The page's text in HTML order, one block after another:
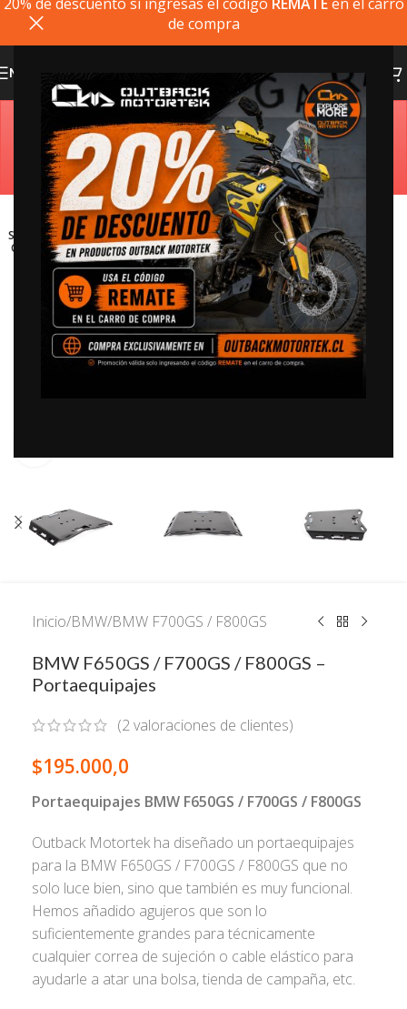
de compra
MENU
Estimado cliente, si el producto que busca no está
disponible, puede comprarlo directamente en
outbackmotortek.com
SOLD
OUT
Inicio/BMW/BMW F700GS / F800GS
BMW F650GS / F700GS / F800GS –
Portaequipajes
(2valoraciones de clientes)
$195.000,0
Portaequipajes BMW F650GS / F700GS / F800GS
Outback Motortek ha diseñado un portaequipajes
para la BMW F650GS / F700GS / F800GS que no
solo luce bien, sino que también es muy funcional.
Hemos añadido agujeros que son lo
suficientemente grandes para técnicamente
cualquier correa de sujeción o cable elástico para
ayudarle a atar una bolsa, tienda de campaña, etc.